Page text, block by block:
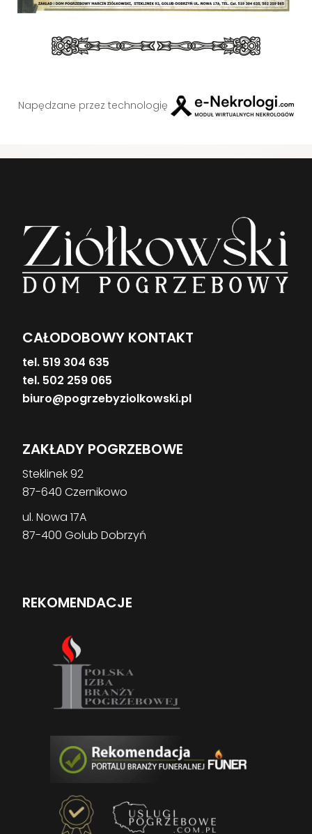
Napędzane przez technologię
CAŁODOBOWY KONTAKT
tel. 519 304 635
tel. 502 259 065
biuro@pogrzebyziolkowski.pl
ZAKŁADY POGRZEBOWE
Steklinek 92
87-640 Czernikowo
ul. Nowa 17A
87-400 Golub Dobrzyń
REKOMENDACJE